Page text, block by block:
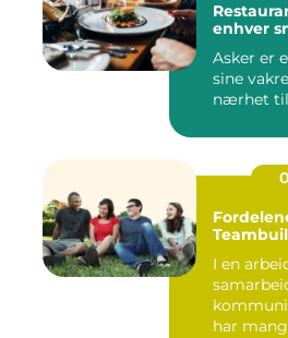
enhver
Asker er
sine
nærhet til
I en
har